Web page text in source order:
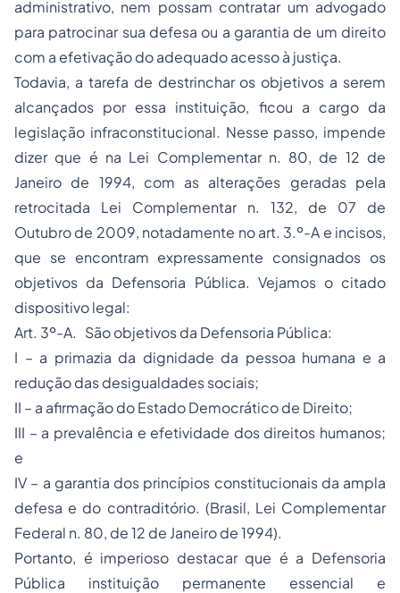
administrativo, nem possam contratar um advogado
para patrocinar sua defesa ou a garantia de um direito
com a efetivação do adequado acesso à justiça.
Todavia, a tarefa de destrinchar os objetivos a serem
alcançados por essa instituição, ficou a cargo da
legislação infraconstitucional. Nesse passo, impende
dizer que é na Lei Complementar n. 80, de 12 de
Janeiro de 1994, com as alterações geradas pela
retrocitada Lei Complementar n. 132, de 07 de
Outubro de 2009, notadamente no art. 3.º-A e incisos,
que se encontram expressamente consignados os
objetivos da Defensoria Pública. Vejamos o citado
dispositivo legal:
Art. 3º-A. São objetivos da Defensoria Pública:
I – a primazia da dignidade da pessoa humana e a
redução das desigualdades sociais;
II – a afirmação do Estado Democrático de Direito;
III – a prevalência e efetividade dos direitos humanos;
e
IV – a garantia dos princípios constitucionais da ampla
defesa e do contraditório. (Brasil, Lei Complementar
Federal n. 80, de 12 de Janeiro de 1994).
Portanto, é imperioso destacar que é a Defensoria
Pública instituição permanente essencial e